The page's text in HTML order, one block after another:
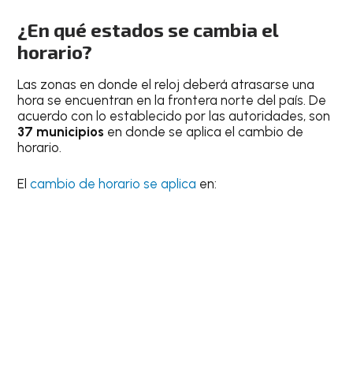
¿En qué estados se cambia el
horario?
Las zonas en donde el reloj deberá atrasarse una
hora se encuentran en la frontera norte del país. De
acuerdo con lo establecido por las autoridades, son
37 municipios en donde se aplica el cambio de
horario.
Elcambio de horario se aplica en: